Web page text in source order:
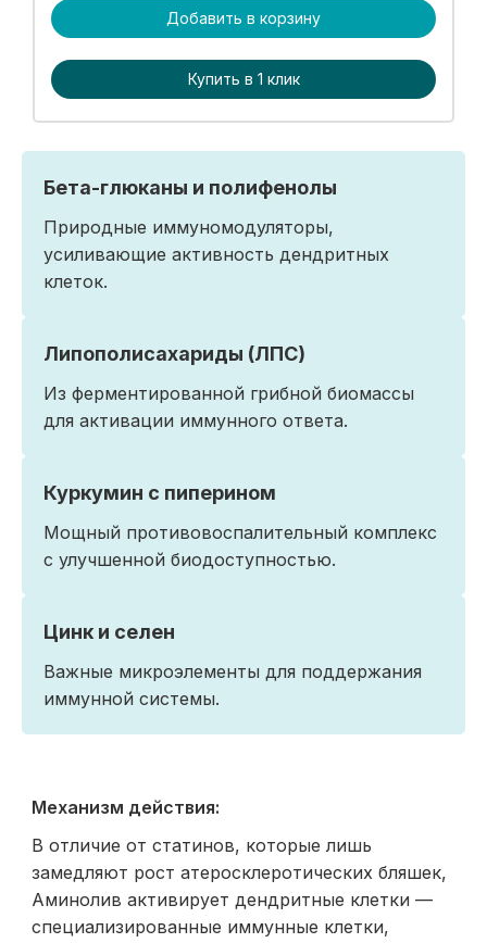
Добавить в корзину
Купить в 1 клик
Бета-глюканы и полифенолы
Природные иммуномодуляторы,
усиливающие активность дендритных
клеток.
Липополисахариды (ЛПС)
Из ферментированной грибной биомассы
для активации иммунного ответа.
Куркумин с пиперином
Мощный противовоспалительный комплекс
с улучшенной биодоступностью.
Цинк и селен
Важные микроэлементы для поддержания
иммунной системы.
Механизм действия:
В отличие от статинов, которые лишь
замедляют рост атеросклеротических бляшек,
Аминолив активирует дендритные клетки —
специализированные иммунные клетки,